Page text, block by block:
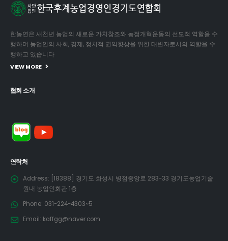
한농연은 새천년 농업의 새로운 가치창조와 농정개혁운동의 선도적 역할을 수
행하며 농업인의 사회, 경제, 정치적 권익향상을 위한 대변자로서의 역할을 수
행하고 있습니다
VIEW MORE
협회 소개
연락처
Address:
[18388] 경기도 화성시 병점중앙로 283-33 경기도농업기술
원내 농업인회관 1층
Phone: 031-224-4303~5
Email: kaffgg@naver.com